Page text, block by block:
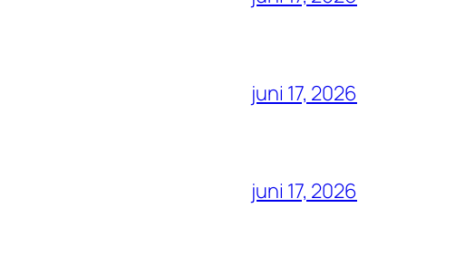
juni 17, 2026
juni 17, 2026